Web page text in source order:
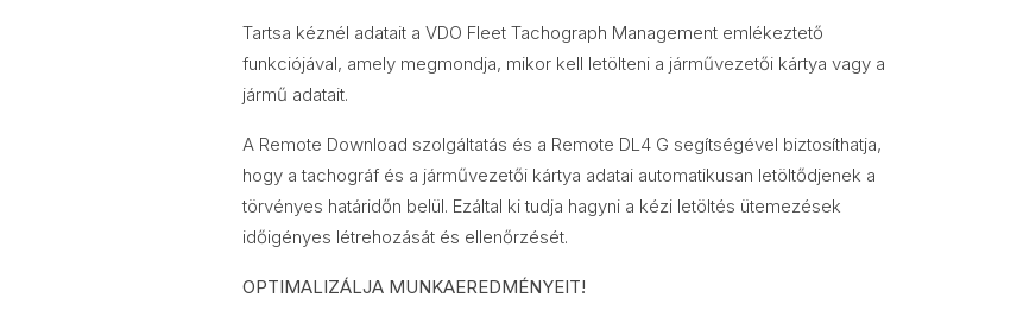
Tartsa kéznél adatait a VDO Fleet Tachograph Management emlékeztető
funkciójával, amely megmondja, mikor kell letölteni a járművezetői kártya vagy a
jármű adatait.
A Remote Download szolgáltatás és a Remote DL4 G segítségével biztosíthatja,
hogy a tachográf és a járművezetői kártya adatai automatikusan letöltődjenek a
törvényes határidőn belül. Ezáltal ki tudja hagyni a kézi letöltés ütemezések
időigényes létrehozását és ellenőrzését.
OPTIMALIZÁLJA MUNKAEREDMÉNYEIT!